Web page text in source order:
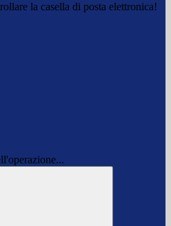
la casella di posta elettronica!